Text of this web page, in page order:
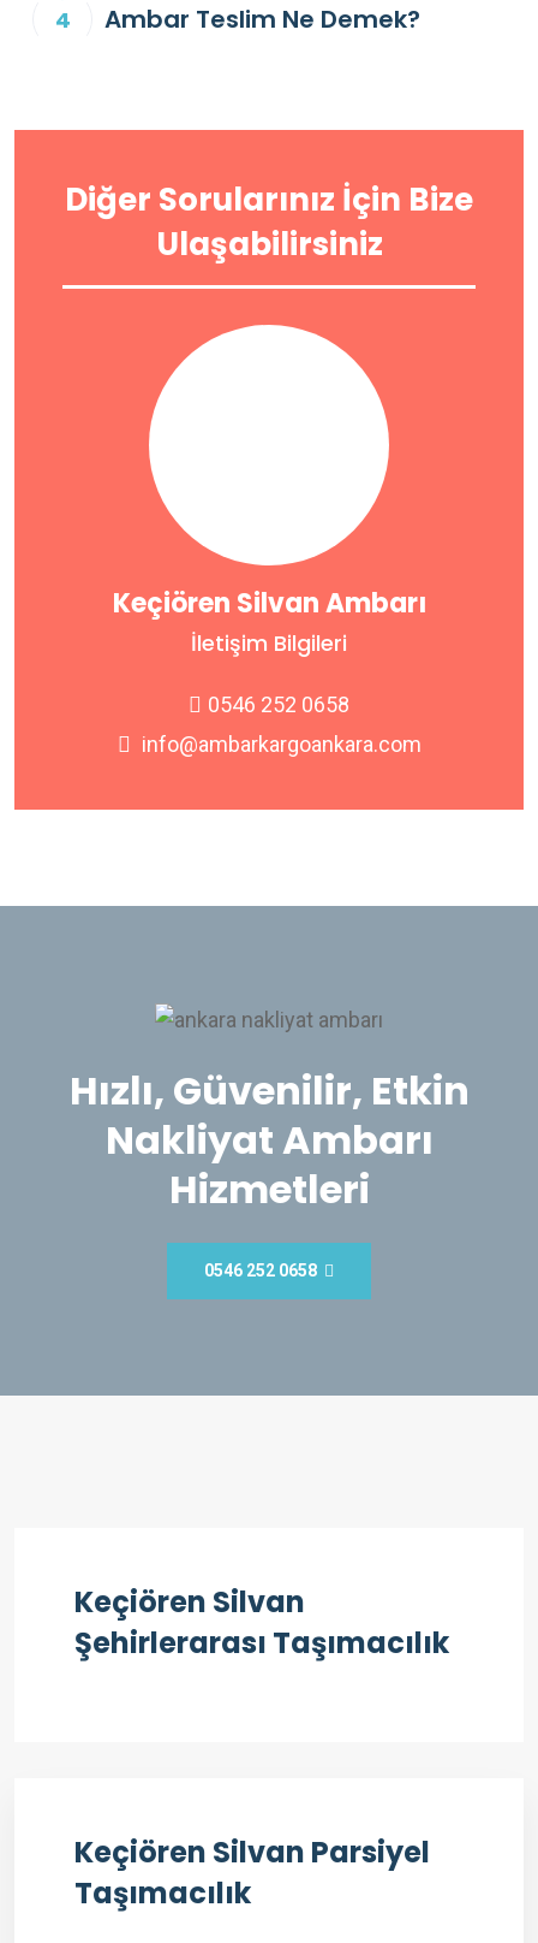
Ambar Teslim Ne Demek?
Diğer Sorularınız İçin Bize
Ulaşabilirsiniz
Keçiören Silvan Ambarı
İletişim Bilgileri
0546 252 0658
info@ambarkargoankara.com
Hızlı, Güvenilir, Etkin
Nakliyat Ambarı
Hizmetleri
0546 252 0658
Keçiören Silvan
Şehirlerarası Taşımacılık
Keçiören Silvan Parsiyel
Taşımacılık